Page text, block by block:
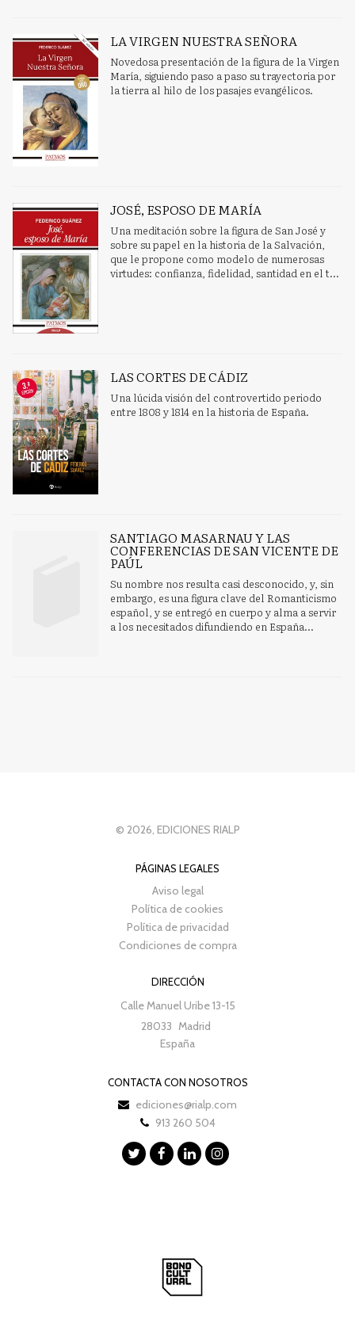
LA VIRGEN NUESTRA SEÑORA
Novedosa presentación de la figura de la Virgen
María, siguiendo paso a paso su trayectoria por
la tierra al hilo de los pasajes evangélicos.
JOSÉ, ESPOSO DE MARÍA
Una meditación sobre la figura de San José y
sobre su papel en la historia de la Salvación,
que le propone como modelo de numerosas
virtudes: confianza, fidelidad, santidad en el t...
LAS CORTES DE CÁDIZ
Una lúcida visión del controvertido periodo
entre 1808 y 1814 en la historia de España.
SANTIAGO MASARNAU Y LAS
CONFERENCIAS DE SAN VICENTE DE
PAÚL
Su nombre nos resulta casi desconocido, y, sin
embargo, es una figura clave del Romanticismo
español, y se entregó en cuerpo y alma a servir
a los necesitados difundiendo en España...
© 2026, EDICIONES RIALP
PÁGINAS LEGALES
Aviso legal
Política de cookies
Política de privacidad
Condiciones de compra
DIRECCIÓN
Calle Manuel Uribe 13-15
28033 Madrid
España
CONTACTA CON NOSOTROS
ediciones@rialp.com
913 260 504